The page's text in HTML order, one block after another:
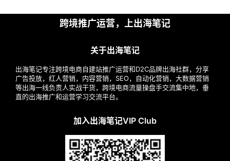
跨境推广运营，上出海笔记
关于出海笔记
出海笔记专注跨境电商自建站推广运营和D2C品牌出海社群，分享
广告投放，红人营销，内容营销，SEO，自动化营销，大数据营销
等出海一线负责人实战干货，跨境电商流量操盘手交流集中地，垂
直的出海推广和运营学习交流平台。
加入出海笔记VIP Club